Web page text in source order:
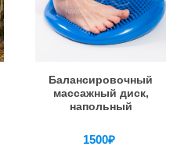
Балансировочный
массажный диск,
напольный
1500₽